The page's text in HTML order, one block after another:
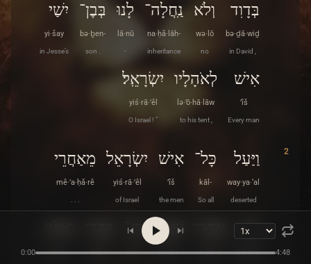
בְּדָוִד
bə·ḏā·wiḏ
in David ,
וְלֹא
wə·lō
no
נַֽחֲלָה־
na·ḥă·lāh-
inheritance
לָנוּ
lā·nū
-
בְּבֶן־
bə·ḇen-
son .
יִשַׁי
yi·šay
in Jesse’s
אִישׁ
’îš
Every man
לְאֹהָלָיו
lə·’ō·hā·lāw
to his tent ,
יִשְׂרָאֵֽל׃
yiś·rā·’êl
O Israel ! ”
2 וַיַּעַל
way·ya·‘al
deserted
כָּל־
kāl-
So all
אִישׁ
’îš
the men
יִשְׂרָאֵל
yiś·rā·’êl
of Israel
מֵאַחֲרֵי
mê·’a·ḥă·rê
. . .
דָוִד
ḏā·wiḏ
’a·ḥă·rê
שֶׁבַע
še·ḇa‘
בֶּן־
ben-
biḵ·rî
wə·’îš
0:00 4:48